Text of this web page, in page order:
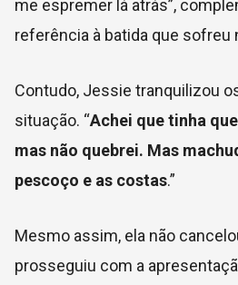
me espremer lá atrás”,
referência à batida que sofreu
Contudo, Jessie tranquilizou
situação. “Achei que tinha
mas não quebrei. Mas
pescoço e as costas.”
Mesmo assim, ela não
prosseguiu com a